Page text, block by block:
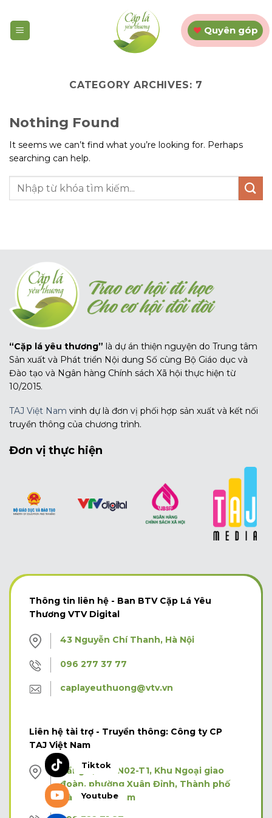
content
Quyên góp
CATEGORY ARCHIVES: 7
Nothing Found
It seems we can’t find what you’re looking for. Perhaps
searching can help.
“Cặp lá yêu thương” là dự án thiện nguyện do Trung tâm
Sản xuất và Phát triển Nội dung Số cùng Bộ Giáo dục và
Đào tạo và Ngân hàng Chính sách Xã hội thực hiện từ
10/2015.
TAJ Việt Nam vinh dự là đơn vị phối hợp sản xuất và kết nối
truyền thông của chương trình.
Đơn vị thực hiện
Thông tin liên hệ - Ban BTV Cặp Lá Yêu
Thương VTV Digital
43 Nguyễn Chí Thanh, Hà Nội
096 277 37 77
caplayeuthuong@vtv.vn
Liên hệ tài trợ - Truyền thông: Công ty CP
TAJ Việt Nam
Tầng 3, Tòa N02-T1, Khu Ngoại giao
đoàn, phường Xuân Đỉnh, Thành phố
Hà Nội, Việt Nam
Tiktok
Youtube